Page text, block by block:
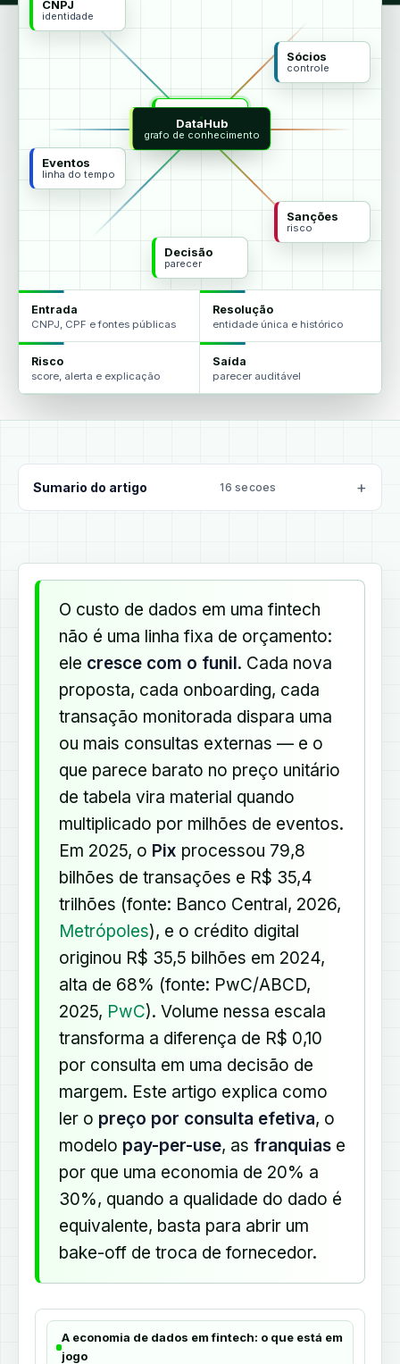
CNPJ
identidade
Sócios
controle
Eventos
linha do tempo
Sanções
risco
agentes
Decisão
parecer
DataHub
grafo de conhecimento
Entrada
CNPJ, CPF e fontes públicas
Resolução
entidade única e histórico
Risco
score, alerta e explicação
Saída
parecer auditável
Sumario do artigo 16 secoes
O custo de dados em uma fintech
não é uma linha fixa de orçamento:
ele cresce com o funil. Cada nova
proposta, cada onboarding, cada
transação monitorada dispara uma
ou mais consultas externas — e o
que parece barato no preço unitário
de tabela vira material quando
multiplicado por milhões de eventos.
Em 2025, o Pix processou 79,8
bilhões de transações e R$ 35,4
trilhões (fonte: Banco Central, 2026,
Metrópoles), e o crédito digital
originou R$ 35,5 bilhões em 2024,
alta de 68% (fonte: PwC/ABCD,
2025, PwC). Volume nessa escala
transforma a diferença de R$ 0,10
por consulta em uma decisão de
margem. Este artigo explica como
ler o preço por consulta efetiva, o
modelo pay-per-use, as franquias e
por que uma economia de 20% a
30%, quando a qualidade do dado é
equivalente, basta para abrir um
bake-off de troca de fornecedor.
A economia de dados em fintech: o que está em
jogo